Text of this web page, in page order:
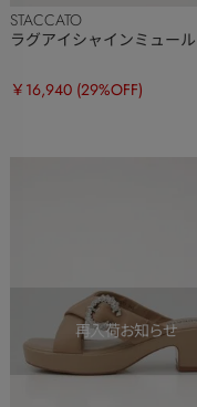
STACCATO
ラグアイシャインミュール
￥16,940 (29%OFF)